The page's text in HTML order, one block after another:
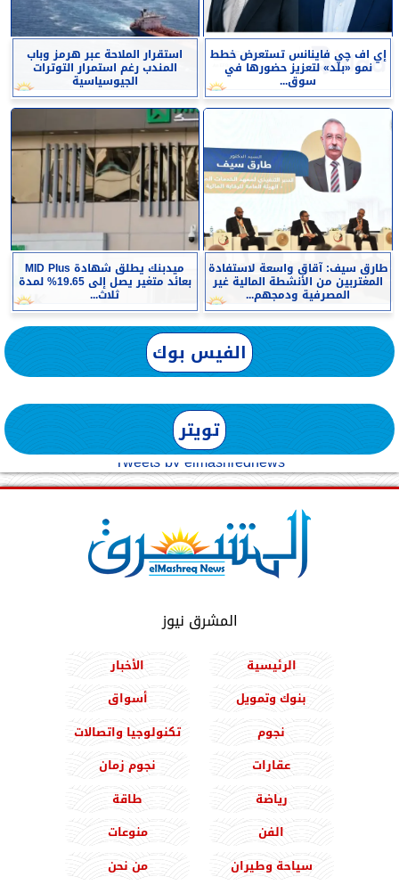
إي اف چي فاينانس تستعرض خطط
نمو «بلد» لتعزيز حضورها في
سوق...
استقرار الملاحة عبر هرمز وباب
المندب رغم استمرار التوترات
الجيوسياسية
طارق سيف: آقاق واسعة لاستفادة
المغتربين من الأنشطة المالية غير
المصرفية ودمجهم...
ميدبنك يطلق شهادة MID Plus
بعائد متغير يصل إلى 19.65% لمدة
ثلاث...
الفيس بوك
تويتر
Tweets by elmashreqnews
المشرق نيوز
الرئيسية
الأخبار
بنوك وتمويل
أسواق
نجوم
تكنولوجيا واتصالات
عقارات
نجوم زمان
رياضة
طاقة
الفن
منوعات
سياحة وطيران
من نحن